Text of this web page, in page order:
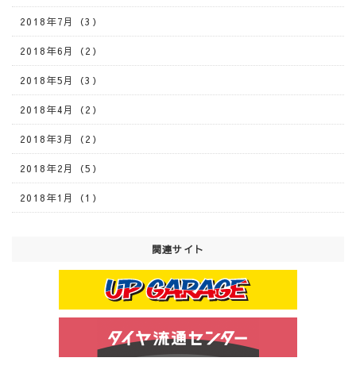
2018年7月（3）
2018年6月（2）
2018年5月（3）
2018年4月（2）
2018年3月（2）
2018年2月（5）
2018年1月（1）
関連サイト